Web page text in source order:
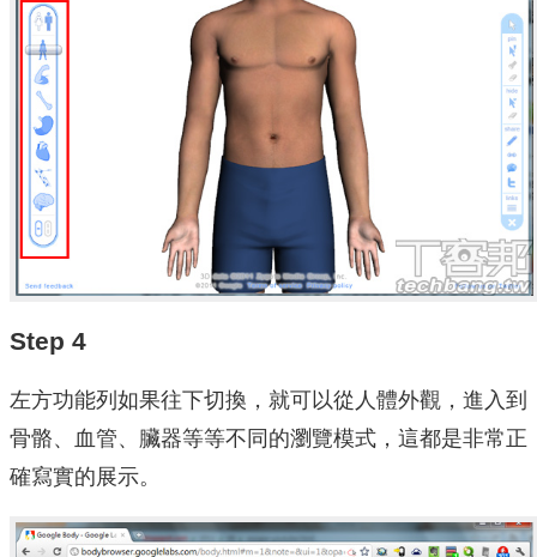
Step 4
左方功能列如果往下切換，就可以從人體外觀，進入到
骨骼、血管、臟器等等不同的瀏覽模式，這都是非常正
確寫實的展示。